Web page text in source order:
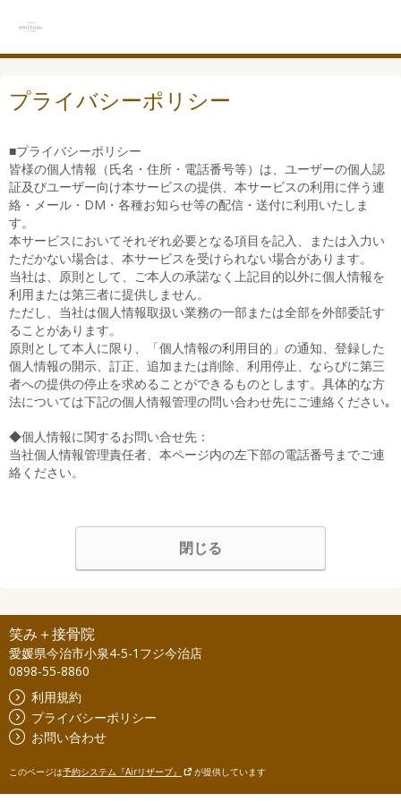
プライバシーポリシー
■プライバシーポリシー
皆様の個人情報（氏名・住所・電話番号等）は、ユーザーの個人認
証及びユーザー向け本サービスの提供、本サービスの利用に伴う連
絡・メール・DM・各種お知らせ等の配信・送付に利用いたしま
す。
本サービスにおいてそれぞれ必要となる項目を記入、または入力い
ただかない場合は、本サービスを受けられない場合があります。
当社は、原則として、ご本人の承諾なく上記目的以外に個人情報を
利用または第三者に提供しません。
ただし、当社は個人情報取扱い業務の一部または全部を外部委託す
ることがあります。
原則として本人に限り、「個人情報の利用目的」の通知、登録した
個人情報の開示、訂正、追加または削除、利用停止、ならびに第三
者への提供の停止を求めることができるものとします。具体的な方
法については下記の個人情報管理の問い合わせ先にご連絡ください｡
◆個人情報に関するお問い合せ先：
当社個人情報管理責任者、本ページ内の左下部の電話番号までご連
絡ください。
閉じる
笑み＋接骨院
愛媛県今治市小泉4-5-1フジ今治店
0898-55-8860
利用規約
プライバシーポリシー
お問い合わせ
このページは予約システム『Airリザーブ』 が提供しています